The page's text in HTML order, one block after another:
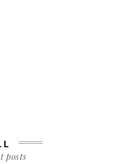
posts